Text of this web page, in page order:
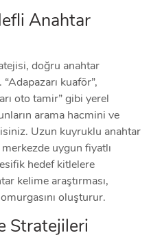
Anahtar
doğru anahtar
kuaför”,
oto tamir” gibi yerel
arama hacmini ve
Uzun kuyruklu anahtar
uygun fiyatlı
hedef kitlelere
kelime araştırması,
oluşturur.
Stratejileri